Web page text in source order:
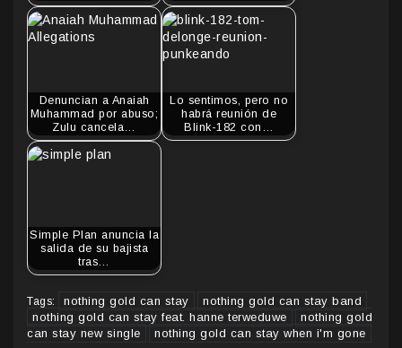
Denuncian a Anaiah
Muhammad por abuso;
Zulu cancela…
Lo sentimos, pero no
habrá reunión de
Blink-182 con…
Simple Plan anuncia la
salida de su bajista
tras…
Tags: nothing gold can stay
nothing gold can stay band
nothing gold can stay feat. hanne terweduwe
nothing gold
can stay new single
nothing gold can stay when i'm gone